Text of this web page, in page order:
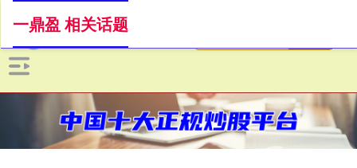
一鼎盈 相关话题